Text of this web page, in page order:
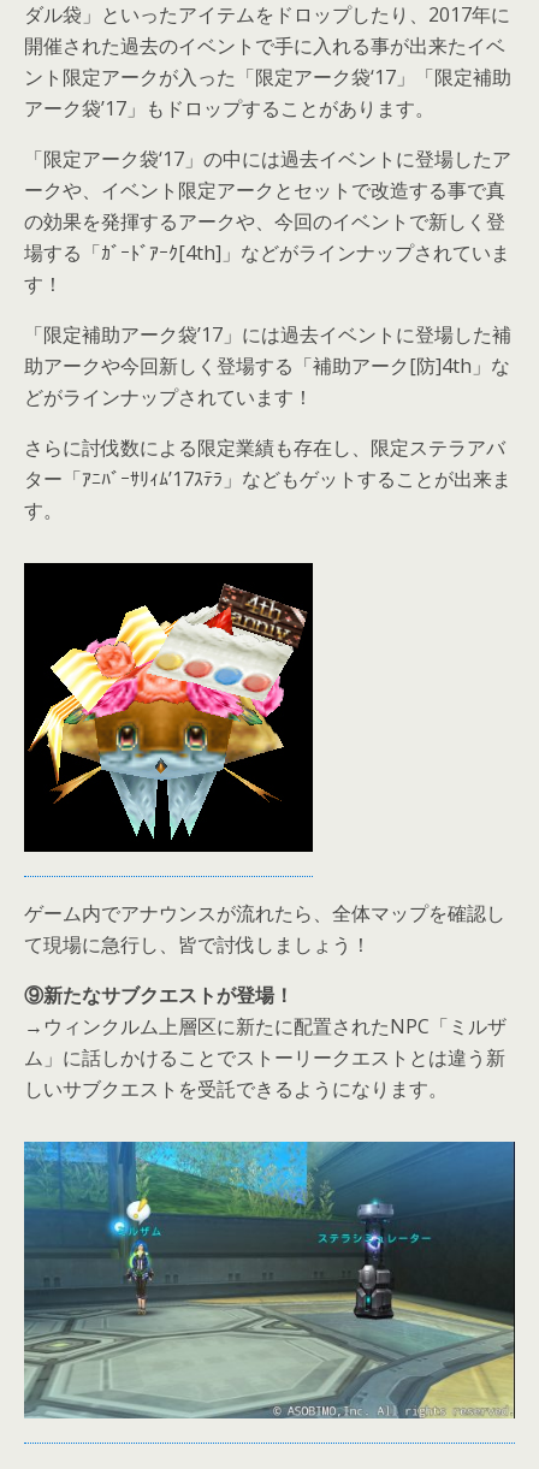
ダル袋」といったアイテムをドロップしたり、2017年に
開催された過去のイベントで手に入れる事が出来たイベ
ント限定アークが入った「限定アーク袋‘17」「限定補助
アーク袋’17」もドロップすることがあります。
「限定アーク袋‘17」の中には過去イベントに登場したア
ークや、イベント限定アークとセットで改造する事で真
の効果を発揮するアークや、今回のイベントで新しく登
場する「ｶﾞｰﾄﾞｱｰｸ[4th]」などがラインナップされていま
す！
「限定補助アーク袋’17」には過去イベントに登場した補
助アークや今回新しく登場する「補助アーク[防]4th」な
どがラインナップされています！
さらに討伐数による限定業績も存在し、限定ステラアバ
ター「ｱﾆﾊﾞｰｻﾘｨﾑ’17ｽﾃﾗ」などもゲットすることが出来ま
す。
ゲーム内でアナウンスが流れたら、全体マップを確認し
て現場に急行し、皆で討伐しましょう！
⑨新たなサブクエストが登場！
→ウィンクルム上層区に新たに配置されたNPC「ミルザ
ム」に話しかけることでストーリークエストとは違う新
しいサブクエストを受託できるようになります。